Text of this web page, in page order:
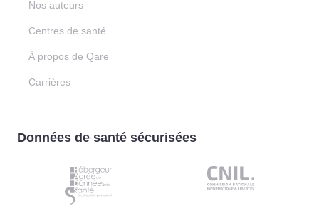
Nos auteurs
Centres de santé
À propos de Qare
Carrières
Données de santé sécurisées